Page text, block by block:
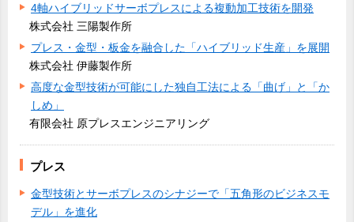
4軸ハイブリッドサーボプレスによる複動加工技術を開発
株式会社 三陽製作所
プレス・金型・板金を融合した「ハイブリッド生産」を展開
株式会社 伊藤製作所
高度な金型技術が可能にした独自工法による「曲げ」と「か
しめ」
有限会社 原プレスエンジニアリング
プレス
金型技術とサーボプレスのシナジーで「五角形のビジネスモ
デル」を進化